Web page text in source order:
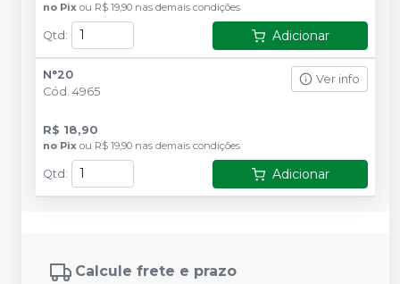
no Pix ou R$ 19,90 nas demais condições
Qtd : Adicionar
N°20
Cód. 4965
Ver info
R$ 18,90
no Pix ou R$ 19,90 nas demais condições
Qtd : Adicionar
Calcule frete e prazo